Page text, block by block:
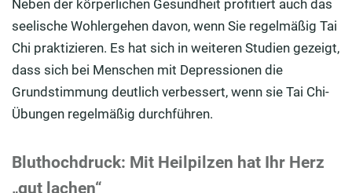
Neben der körperlichen Gesundheit profitiert auch das
seelische Wohlergehen davon, wenn Sie regelmäßig Tai
Chi praktizieren. Es hat sich in weiteren Studien gezeigt,
dass sich bei Menschen mit Depressionen die
Grundstimmung deutlich verbessert, wenn sie Tai Chi-
Übungen regelmäßig durchführen.
Bluthochdruck: Mit Heilpilzen hat Ihr Herz
„gut lachen“